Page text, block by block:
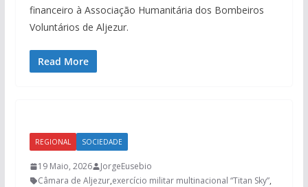
financeiro à Associação Humanitária dos Bombeiros
Voluntários de Aljezur.
Read More
REGIONAL SOCIEDADE
19 Maio, 2026
JorgeEusebio
Câmara de Aljezur,exercício militar multinacional “Titan Sky”,